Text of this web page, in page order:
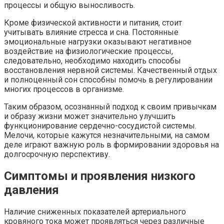
процессы и общую выносливость.
Кроме физической активности и питания, стоит
учитывать влияние стресса и сна. Постоянные
эмоциональные нагрузки оказывают негативное
воздействие на физиологические процессы,
следовательно, необходимо находить способы
восстановления нервной системы. Качественный отдых
и полноценный сон способны помочь в регулировании
многих процессов в организме.
Таким образом, осознанный подход к своим привычкам
и образу жизни может значительно улучшить
функционирование сердечно-сосудистой системы.
Мелочи, которые кажутся незначительными, на самом
деле играют важную роль в формировании здоровья на
долгосрочную перспективу.
Симптомы и проявления низкого
давления
Наличие сниженных показателей артериального
кровяного тока может проявляться через различные